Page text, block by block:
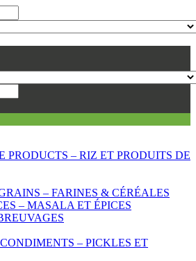
PRODUCTS – RIZ ET PRODUITS DE
– FARINES & CÉRÉALES
– MASALA ET ÉPICES
– PICKLES ET